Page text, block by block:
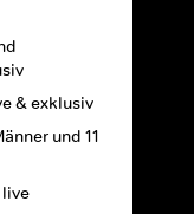
& exklusiv
und 11